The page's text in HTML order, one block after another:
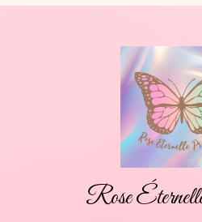
Rose